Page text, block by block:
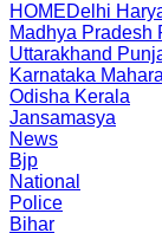
HOMEDelhi
Madhya Pradesh
Uttarakhand
Karnataka
Odisha Kerala
Jansamasya
News
Bjp
National
Police
Bihar